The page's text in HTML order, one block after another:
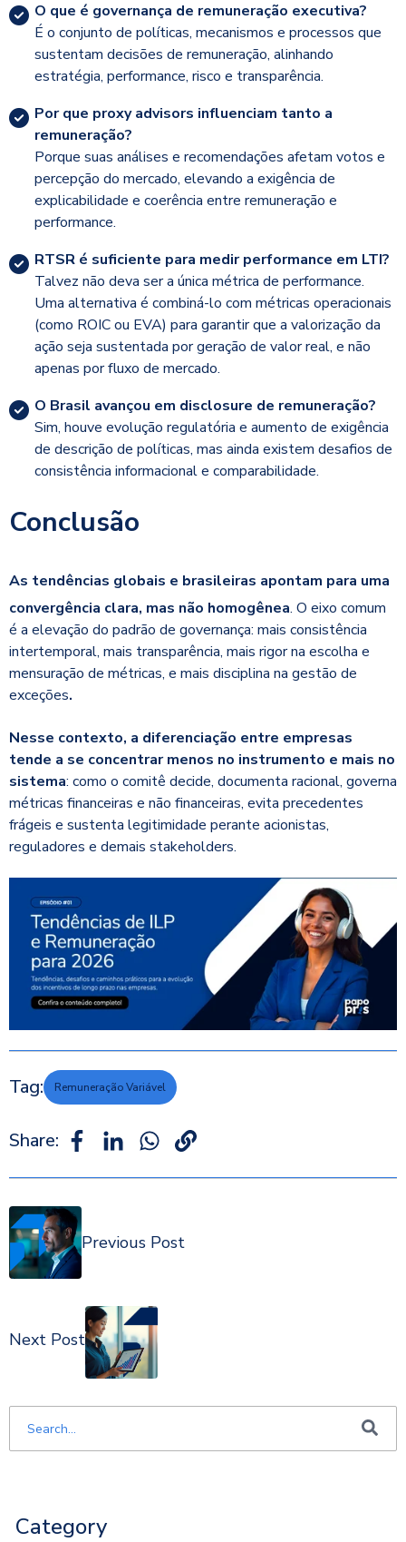
O que é governança de remuneração executiva?
É o conjunto de políticas, mecanismos e processos que
sustentam decisões de remuneração, alinhando
estratégia, performance, risco e transparência.
Por que proxy advisors influenciam tanto a
remuneração?
Porque suas análises e recomendações afetam votos e
percepção do mercado, elevando a exigência de
explicabilidade e coerência entre remuneração e
performance.
RTSR é suficiente para medir performance em LTI?
Talvez não deva ser a única métrica de performance.
Uma alternativa é combiná-lo com métricas operacionais
(como ROIC ou EVA) para garantir que a valorização da
ação seja sustentada por geração de valor real, e não
apenas por fluxo de mercado.
O Brasil avançou em disclosure de remuneração?
Sim, houve evolução regulatória e aumento de exigência
de descrição de políticas, mas ainda existem desafios de
consistência informacional e comparabilidade.
Conclusão
As tendências globais e brasileiras apontam para uma
convergência clara, mas não homogênea. O eixo comum
é a elevação do padrão de governança: mais consistência
intertemporal, mais transparência, mais rigor na escolha e
mensuração de métricas, e mais disciplina na gestão de
exceções.
Nesse contexto, a diferenciação entre empresas
tende a se concentrar menos no instrumento e mais no
sistema: como o comitê decide, documenta racional, governa
métricas financeiras e não financeiras, evita precedentes
frágeis e sustenta legitimidade perante acionistas,
reguladores e demais stakeholders.
Tag: Remuneração Variável
Share:
Previous Post
Next Post
Este é um campo de pesquisa com recurso de sugestão automática
Category